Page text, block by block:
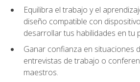
Equilibra el trabajo y el
diseño compatible con
desarrollar tus habilidades en tu
Ganar confianza en situaciones
entrevistas de trabajo o
maestros.